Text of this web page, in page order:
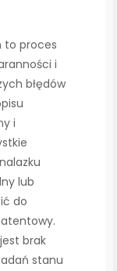
to proces
i
błędów
i
lub
do
brak
stanu